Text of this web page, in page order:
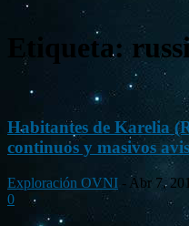
Etiqueta:
Habitantes de Karelia
continuos y masivos
Exploración OVNI - Abr 7,
0